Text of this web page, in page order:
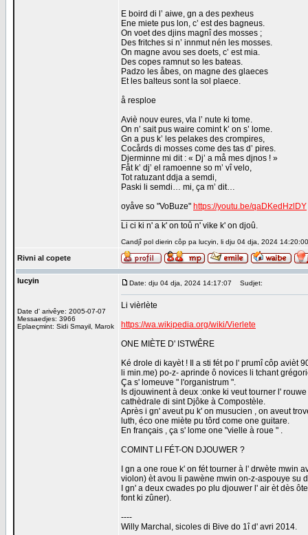
E boird di l’ aiwe, gn a des pexheus
Ene miete pus lon, c’ est des bagneus.
On voet des djins magnî des mosses ;
Des fritches si n’ innmut nén les mosses.
On magne avou ses doets, c’ est mia.
Des copes ramnut so les bateas.
Padzo les åbes, on magne des glaeces
Et les balteus sont la sol plaece.
å resploe
Aviè nouv eures, vla l’ nute ki tome.
On n’ sait pus waire comint k’ on s’ lome.
Gn a pus k’ les pelakes des crompires,
Cocårds di mosses come des tas d’ pires.
Djerminne mi dit : « Dj’ a må mes djnos ! »
Fåt k’ dj’ el ramoenne so m’ vî velo,
Tot ratuzant ddja a semdi,
Paski li semdi… mi, ça m’ dit…
oyåve so "VoBuze" https://youtu.be/qaDKedHzlDY
Li ci ki n' a k' on toû n' vike k' on djoû.
Candjî pol dierin côp pa lucyin, li dju 04 dja, 2024
Rivni al copete
lucyin
Date d' arivêye: 2005-07-07
Messaedjes: 3966
Eplaeçmint: Sidi Smayil, Marok
Date: dju 04 dja, 2024 14:17:07 Sudjet:
Li vièrlète
https://wa.wikipedia.org/wiki/Vierlete
ONE MIÈTE D' ISTWÊRE
Ké drole di kayèt ! Il a sti fét po l' prumî côp avièt
li min.me) po-z- aprinde ô novices li tchant
Ça s' lomeuve " l'organistrum ".
Is djouwinent à deux :onke ki veut tourner l'
cathèdrale di sint Djôke à Compostèle.
Après i gn' aveut pu k' on musucien , on aveut
luth, éco one miète pu tôrd come one guitare.
En français , ça s' lome one "vielle à roue " .
COMINT LI FÉT-ON DJOUWER ?
I gn a one roue k' on fét tourner à l' drwète mwin
violon) èt avou li pawène mwin on-z-aspouye su
I gn' a deux cwades po plu djouwer l' air èt dès
font ki zûner).
----
Willy Marchal, sicoles di Bive do 1î d' avri 2014.